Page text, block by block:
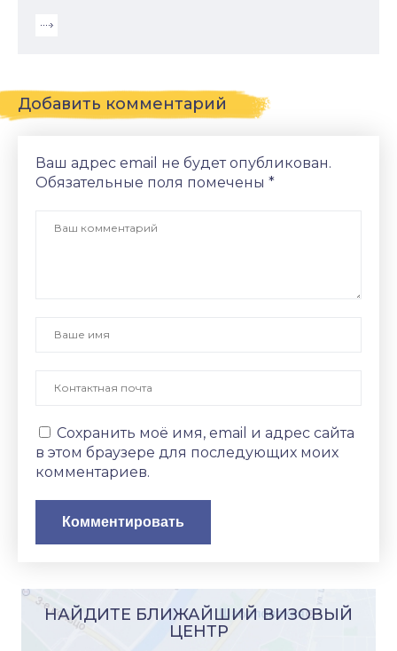
Добавить комментарий
Ваш адрес email не будет опубликован.
Обязательные поля помечены *
Сохранить моё имя, email и адрес сайта
в этом браузере для последующих моих
комментариев.
НАЙДИТЕ БЛИЖАЙШИЙ ВИЗОВЫЙ
ЦЕНТР